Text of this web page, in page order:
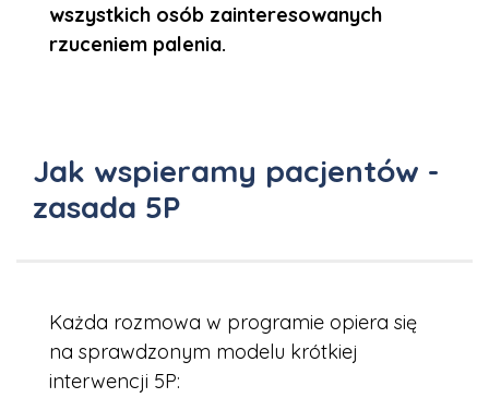
wszystkich osób zainteresowanych
rzuceniem palenia.
Jak wspieramy pacjentów -
zasada 5P
Każda rozmowa w programie opiera się
na sprawdzonym modelu krótkiej
interwencji 5P: